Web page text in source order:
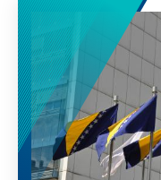
und ihrer
auseinander.
aktuellen Stand
KAS-
Washington
Studien,
mit Links zu den